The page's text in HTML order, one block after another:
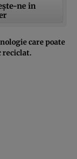
ne in
care poate
reciclat.